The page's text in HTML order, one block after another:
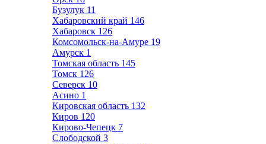
Бузулук 11
Хабаровский край 146
Хабаровск 126
Комсомольск-на-Амуре 19
Амурск 1
Томская область 145
Томск 126
Северск 10
Асино 1
Кировская область 132
Киров 120
Кирово-Чепецк 7
Слободской 3